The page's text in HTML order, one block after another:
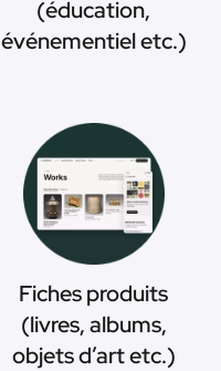
(éducation,
événementiel etc.)
Fiches produits
(livres, albums,
objets d’art etc.)